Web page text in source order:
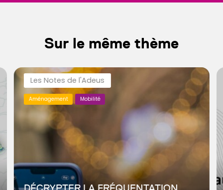
Sur le même thème
Les Notes de l'Adeus
Aménagement Mobilité